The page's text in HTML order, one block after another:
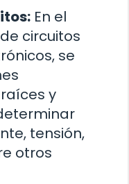
En el
circuitos
se
y
tensión,
otros